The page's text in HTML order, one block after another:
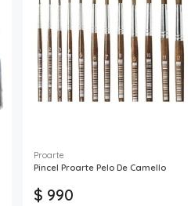
Proarte
Pincel Proarte Pelo De Camello
$ 990